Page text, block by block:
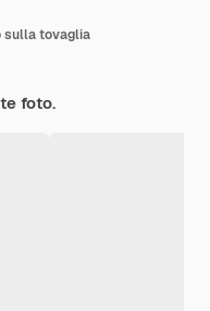
sulla tovaglia
foto.